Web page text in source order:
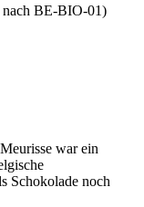
nach BE-BIO-01)
war ein
Schokolade noch